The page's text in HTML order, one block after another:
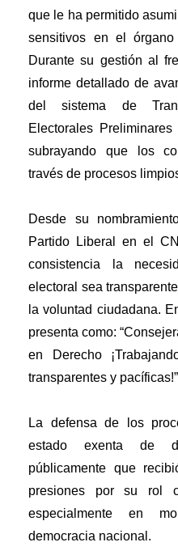
que le ha permitido
sensitivos en el
Durante su gestión al
informe detallado de
del sistema de
Electorales
subrayando que los
través de procesos
Desde su
Partido Liberal en el
consistencia la
electoral sea
la voluntad ciudadana.
presenta como:
en Derecho
transparentes y pacíficas!”
La defensa de los
estado exenta de
públicamente que
presiones por su rol
especialmente en
democracia nacional.